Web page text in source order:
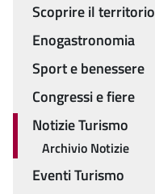
Scoprire il territorio
Enogastronomia
Sport e benessere
Congressi e fiere
Notizie Turismo
Archivio Notizie
Eventi Turismo